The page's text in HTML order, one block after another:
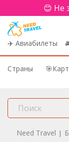
😊 Не
✈️ Авиабилеты
Страны
Need Travel |